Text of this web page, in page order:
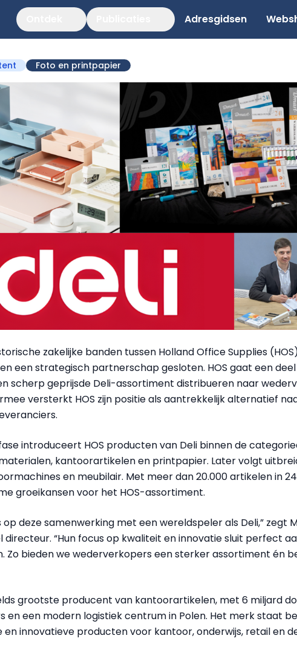
Adresgidsen
Foto en printpapier
zakelijke banden tussen Holland Office Supplies
een strategisch partnerschap gesloten. HOS gaat een
scherp geprijsde Deli-assortiment distribueren naar
versterkt HOS zijn positie als aantrekkelijk alternatief
introduceert HOS producten van Deli binnen de
kantoorartikelen en printpapier. Later volgt
en meubilair. Met meer dan 20.000 artikelen in
groeikansen voor het HOS-assortiment.
op deze samenwerking met een wereldspeler als Deli,” zegt
“Hun focus op kwaliteit en innovatie sluit perfect
Zo bieden we wederverkopers een sterker assortiment én
grootste producent van kantoorartikelen, met 6 miljard
en een modern logistiek centrum in Polen. Het merk staat
innovatieve producten voor kantoor, onderwijs, retail en